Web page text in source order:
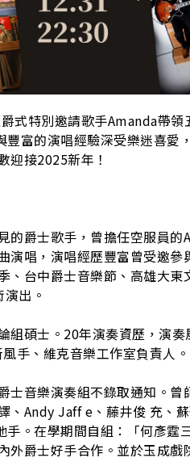
式特別邀請歌手Amanda帶領
富的演唱經驗深受樂迷喜愛
迎接2025新年！
的爵士歌手，曾擔任空服員
演唱，演唱經歷豐富曾受邀參
、台中爵士音樂節、高雄大東
出。
組碩士。20年演奏資歷，演
手、維克音樂工作室負責人。
士音樂演奏組不錄取通知。
、Andy Jaff e、藤井俊 充、
。在學期間自組：「何彥霆
外爵士好手合作。並於玉成